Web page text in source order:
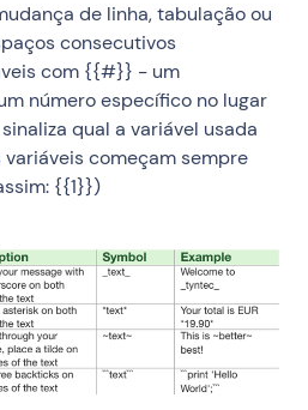
de linha, tabulação ou
consecutivos
com {{#}} - um
número específico no lugar
qual a variável usada
começam sempre
{{1}})